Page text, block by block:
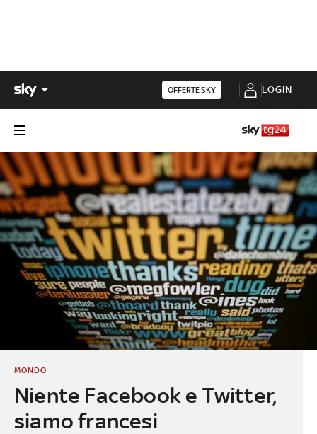
OFFERTE SKY LOGIN
Niente Facebook e Twitter,
siamo francesi
MONDO